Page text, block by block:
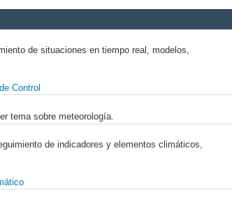
de situaciones en tiempo real, modelos,
Control
tema sobre meteorología.
de indicadores y elementos climáticos,